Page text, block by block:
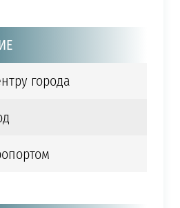
города